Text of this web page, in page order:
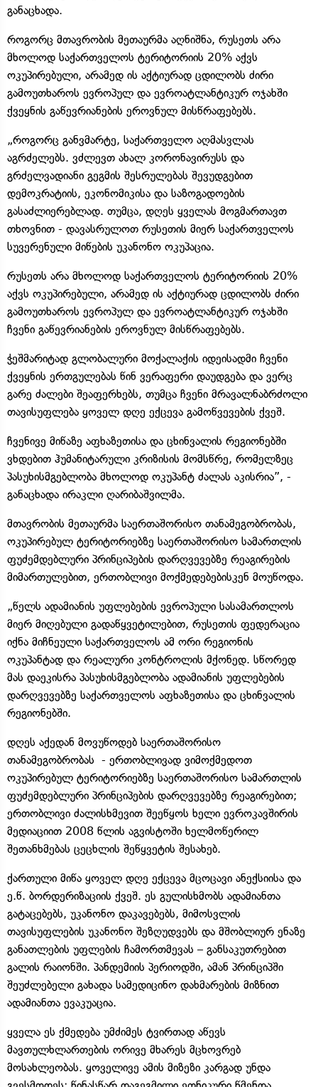
განაცხადა.
როგორც მთავრობის მეთაურმა აღნიშნა, რუსეთს არა
მხოლოდ საქართველოს ტერიტორიის 20% აქვს
ოკუპირებული, არამედ ის აქტიურად ცდილობს ძირი
გამოუთხაროს ევროპულ და ევროატლანტიკურ ოჯახში
ქვეყნის გაწევრიანების ეროვნულ მისწრაფებებს.
„როგორც განვმარტე, საქართველო აღმასვლას
აგრძელებს. ვძლევთ ახალ კორონავირუსს და
გრძელვადიანი გეგმის შესრულებას შევუდგებით
დემოკრატიის, ეკონომიკისა და საზოგადოების
გასაძლიერებლად. თუმცა, დღეს ყველას მოგმართავთ
თხოვნით - დავასრულოთ რუსეთის მიერ საქართველოს
სუვერენული მიწების უკანონო ოკუპაცია.
რუსეთს არა მხოლოდ საქართველოს ტერიტორიის 20%
აქვს ოკუპირებული, არამედ ის აქტიურად ცდილობს ძირი
გამოუთხაროს ევროპულ და ევროატლანტიკურ ოჯახში
ჩვენი გაწევრიანების ეროვნულ მისწრაფებებს.
ჭეშმარიტად გლობალური მოქალაქის იდეისადმი ჩვენი
ქვეყნის ერთგულებას წინ ვერაფერი დაუდგება და ვერც
გარე ძალები შეაფერხებს, თუმცა ჩვენი მრავალნაბრძოლი
თავისუფლება ყოველ დღე ექცევა გამოწვევების ქვეშ.
ჩვენივე მიწაზე აფხაზეთისა და ცხინვალის რეგიონებში
ვხდებით ჰუმანიტარული კრიზისის მომსწრე, რომელზეც
პასუხისმგებლობა მხოლოდ ოკუპანტ ძალას აკისრია”, -
განაცხადა ირაკლი ღარიბაშვილმა.
მთავრობის მეთაურმა საერთაშორისო თანამეგობრობას,
ოკუპირებულ ტერიტორიებზე საერთაშორისო სამართლის
ფუძემდებლური პრინციპების დარღვევებზე რეაგირების
მიმართულებით, ერთობლივი მოქმედებებისკენ მოუწოდა.
„წელს ადამიანის უფლებების ევროპული სასამართლოს
მიერ მიღებული გადაწყვეტილებით, რუსეთის ფედერაცია
იქნა მიჩნეული საქართველოს ამ ორი რეგიონის
ოკუპანტად და რეალური კონტროლის მქონედ. სწორედ
მას დაეკისრა პასუხისმგებლობა ადამიანის უფლებების
დარღვევებზე საქართველოს აფხაზეთისა და ცხინვალის
რეგიონებში.
დღეს აქედან მოვუწოდებ საერთაშორისო
თანამეგობრობას - ერთობლივად ვიმოქმედოთ
ოკუპირებულ ტერიტორიებზე საერთაშორისო სამართლის
ფუძემდებლური პრინციპების დარღვევებზე რეაგირებით;
ერთობლივი ძალისხმევით შეეწყოს ხელი ევროკავშირის
მედიაციით 2008 წლის აგვისტოში ხელმოწერილ
შეთანხმებას ცეცხლის შეწყვეტის შესახებ.
ქართული მიწა ყოველ დღე ექცევა მცოცავი ანექსიისა და
ე.წ. ბორდერიზაციის ქვეშ. ეს გულისხმობს ადამიანთა
გატაცებებს, უკანონო დაკავებებს, მიმოსვლის
თავისუფლების უკანონო შეზღუდვებს და მშობლიურ ენაზე
განათლების უფლების ჩამორთმევას – განსაკუთრებით
გალის რაიონში. პანდემიის პერიოდში, ამან პრინციპში
შეუძლებელი გახადა სამედიცინო დახმარების მიზნით
ადამიანთა ევაკუაცია.
ყველა ეს ქმედება უმძიმეს ტვირთად აწევს
მავთულხლართების ორივე მხარეს მცხოვრებ
მოსახლეობას. ყოველივე ამის მიზეზი კარგად უნდა